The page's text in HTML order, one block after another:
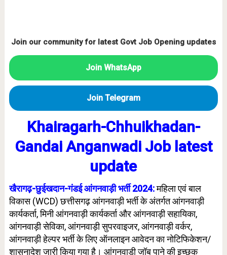
Join our community for latest Govt Job Opening updates
Join WhatsApp
Join Telegram
Khairagarh-Chhuikhadan-
Gandai Anganwadi Job latest
update
खैरागढ़-छुईखदान-गंडई आंगनवाड़ी भर्ती 2024:महिला एवं बाल
विकास (WCD) छत्तीसगढ़ आंगनवाड़ी भर्ती के अंतर्गत आंगनवाड़ी
कार्यकर्ता, मिनी आंगनवाड़ी कार्यकर्ता और आंगनवाड़ी सहायिका,
आंगनवाड़ी सेविका, आंगनवाड़ी सुपरवाइजर, आंगनवाड़ी वर्कर,
आंगनवाड़ी हेल्पर भर्ती के लिए ऑनलाइन आवेदन का नोटिफिकेशन/
शासनादेश जारी किया गया है। आंगनवाड़ी जॉब पाने की इच्छुक